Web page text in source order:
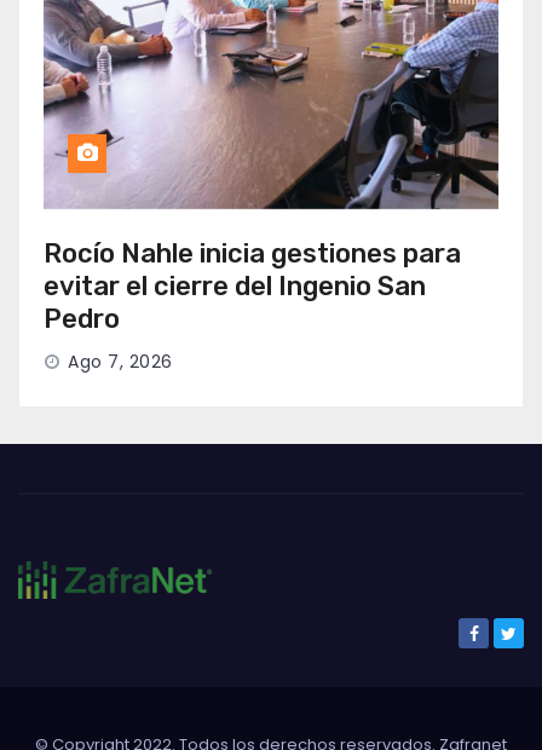
Rocío Nahle inicia gestiones para
evitar el cierre del Ingenio San
Pedro
Ago 7, 2026
© Copyright 2022. Todos los derechos reservados. Zafranet